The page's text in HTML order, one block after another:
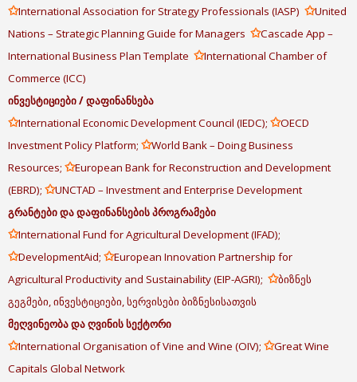
✩International Association for Strategy Professionals (IASP) ✩United
Nations – Strategic Planning Guide for Managers ✩Cascade App –
International Business Plan Template ✩International Chamber of
Commerce (ICC)
ინვესტიციები/დაფინანსება
✩International Economic Development Council (IEDC); ✩OECD
Investment Policy Platform; ✩World Bank – Doing Business
Resources; ✩European Bank for Reconstruction and Development
(EBRD); ✩UNCTAD – Investment and Enterprise Development
გრანტებიდადაფინანსებისპროგრამები
✩International Fund for Agricultural Development (IFAD);
✩DevelopmentAid; ✩European Innovation Partnership for
Agricultural Productivity and Sustainability (EIP-AGRI); ✩ბიზნეს
გეგმები, ინვესტიციები, სერვისები ბიზნესისათვის
მეღვინეობადაღვინისსექტორი
✩International Organisation of Vine and Wine (OIV); ✩Great Wine
Capitals Global Network